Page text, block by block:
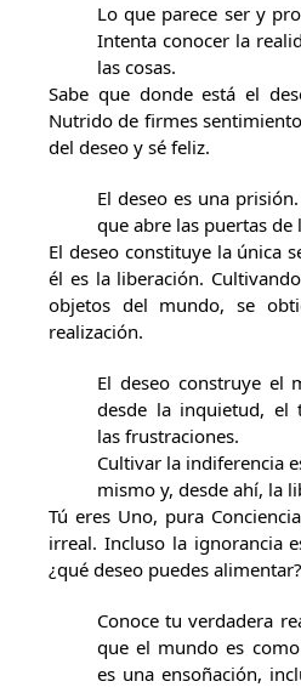
Lo que parece ser y
Intenta conocer la
las cosas.
Sabe que donde está el
Nutrido de firmes
del deseo y sé feliz.
El deseo es una
que abre las puertas de
El deseo constituye la única
él es la liberación.
objetos del mundo, se
realización.
El deseo construye el
desde la inquietud, el
las frustraciones.
Cultivar la indiferencia
mismo y, desde ahí, la
Tú eres Uno, pura
irreal. Incluso la ignorancia
¿qué deseo puedes alimentar?
Conoce tu verdadera
que el mundo es
es una ensoñación,